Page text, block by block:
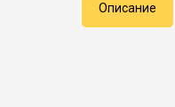
Описание